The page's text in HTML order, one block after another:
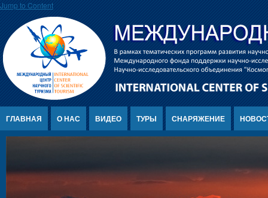
Jump to Content
ГЛАВНАЯ О НАС ВИДЕО ТУРЫ СНАРЯЖЕНИЕ